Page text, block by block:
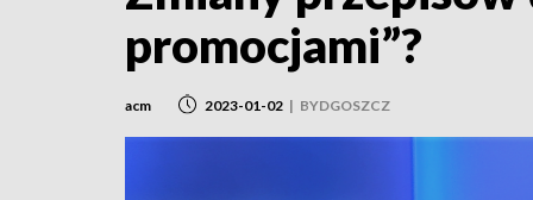
promocjami”?
acm 2023-01-02 | BYDGOSZCZ